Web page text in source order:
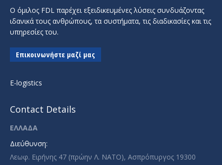
Ο όμιλος FDL παρέχει εξειδικευμένες λύσεις συνδυάζοντας
ιδανικά τους ανθρώπους, τα συστήματα, τις διαδικασίες και τις
υπηρεσίες του.
Επικοινωνήστε μαζί μας
E-logistics
Contact Details
ΕΛΛΑΔΑ
Διεύθυνση:
Λεωφ. Ειρήνης 47 (πρώην Λ. ΝΑΤΟ), Ασπρόπυργος 19300